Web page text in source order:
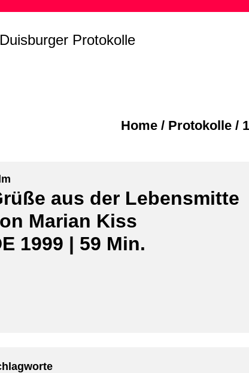
Duisburger Protokolle
Home/ Protokolle/
aus der Lebensmitte
Marian Kiss
1999 | 59 Min.